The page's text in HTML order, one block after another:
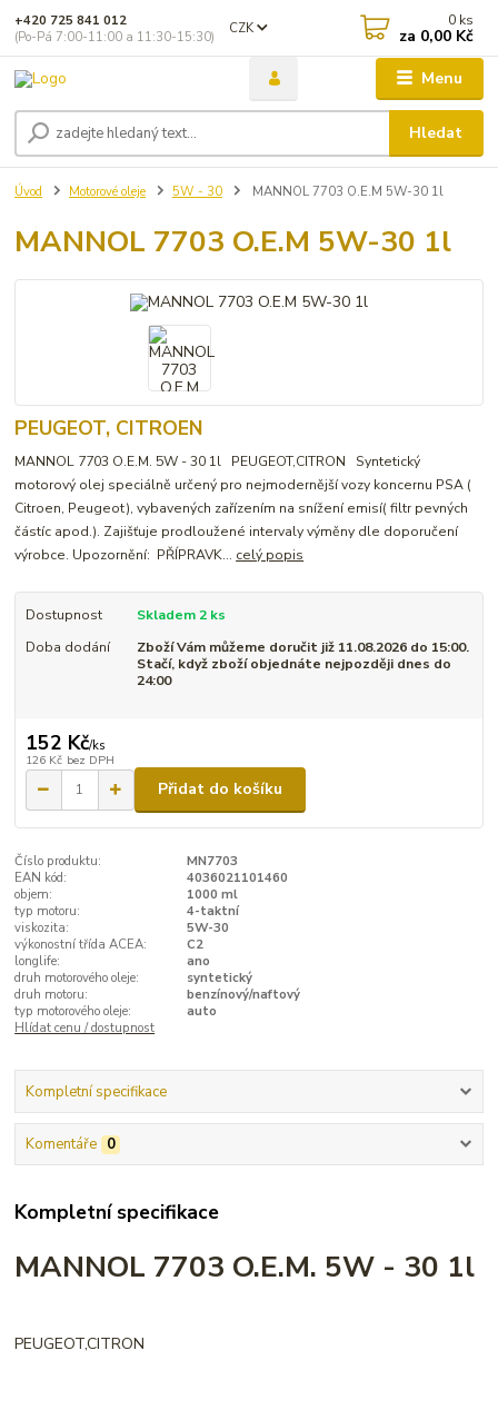
Menu
CZK
Hledat
+420 725 841 012
(Po-Pá 7:00-11:00 a 11:30-15:30)
0 ks
za 0,00 Kč
Úvod Motorové oleje 5W - 30 MANNOL 7703 O.E.M 5W-30 1l
MANNOL 7703 O.E.M 5W-30 1l
PEUGEOT, CITROEN
MANNOL 7703 O.E.M. 5W - 30 1l PEUGEOT,CITRON Syntetický
motorový olej speciálně určený pro nejmodernější vozy koncernu PSA (
Citroen, Peugeot), vybavených zařízením na snížení emisí( filtr pevných
částíc apod.). Zajišťuje prodloužené intervaly výměny dle doporučení
výrobce. Upozornění: PŘÍPRAVK... celý popis
Dostupnost
Skladem 2 ks
Doba dodání
Zboží Vám můžeme doručit již 11.08.2026 do 15:00.
Stačí, když zboží objednáte nejpozději dnes do
24:00
152 Kč/ks
126 Kč bez DPH
Přidat do košíku
Číslo produktu:
MN7703
EAN kód:
4036021101460
objem:
1000 ml
typ motoru:
4-taktní
viskozita:
5W-30
výkonostní třída ACEA:
C2
longlife:
ano
druh motorového oleje:
syntetický
druh motoru:
benzínový/naftový
typ motorového oleje:
auto
Hlídat cenu / dostupnost
Kompletní specifikace
Komentáře 0
Kompletní specifikace
MANNOL 7703 O.E.M. 5W - 30 1l
PEUGEOT,CITRON